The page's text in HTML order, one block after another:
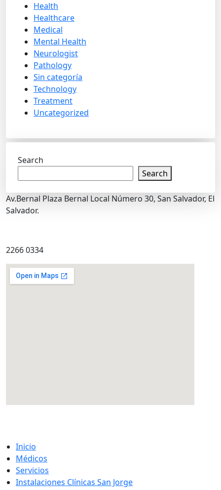
Health
Healthcare
Medical
Mental Health
Neurologist
Pathology
Sin categoría
Technology
Treatment
Uncategorized
Search
Search
Av.Bernal Plaza Bernal Local Número 30, San Salvador, El
Salvador.
2266 0334
Inicio
Médicos
Servicios
Instalaciones Clínicas San Jorge